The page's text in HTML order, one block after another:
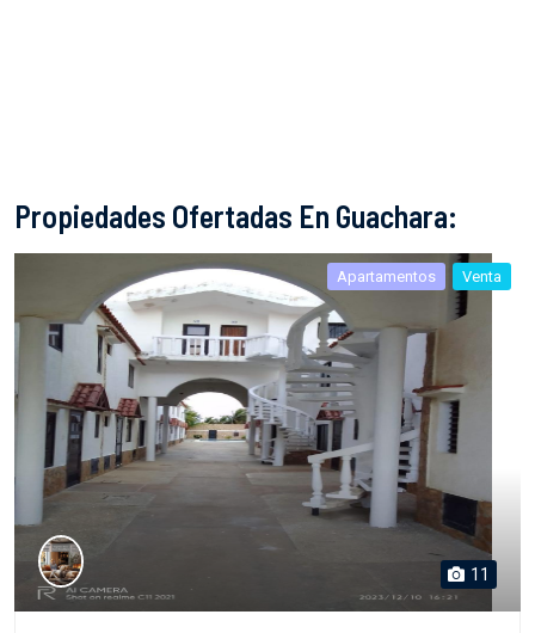
Propiedades Ofertadas En Guachara:
Apartamentos Venta
11